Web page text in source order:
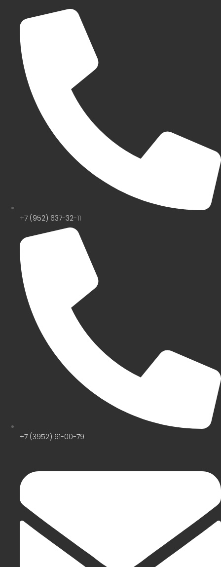
+7 (952) 637-32-11
+7 (3952) 61-00-79